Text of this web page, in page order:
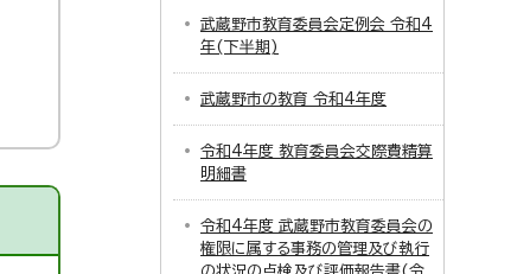
武蔵野市教育委員会定例会 令和4
年(下半期)
武蔵野市の教育 令和4年度
令和4年度 教育委員会交際費精算
明細書
令和4年度 武蔵野市教育委員会の
権限に属する事務の管理及び執行